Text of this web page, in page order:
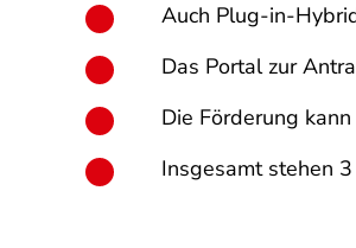
Auch Plug-in-
Das Portal zur
Die Förderung
Insgesamt stehen